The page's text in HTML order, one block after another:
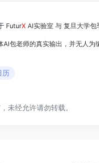
FuturXAI实验室 与 复旦大学包
AI包老师的真实输出，并无人为
历
未经允许请勿转载。